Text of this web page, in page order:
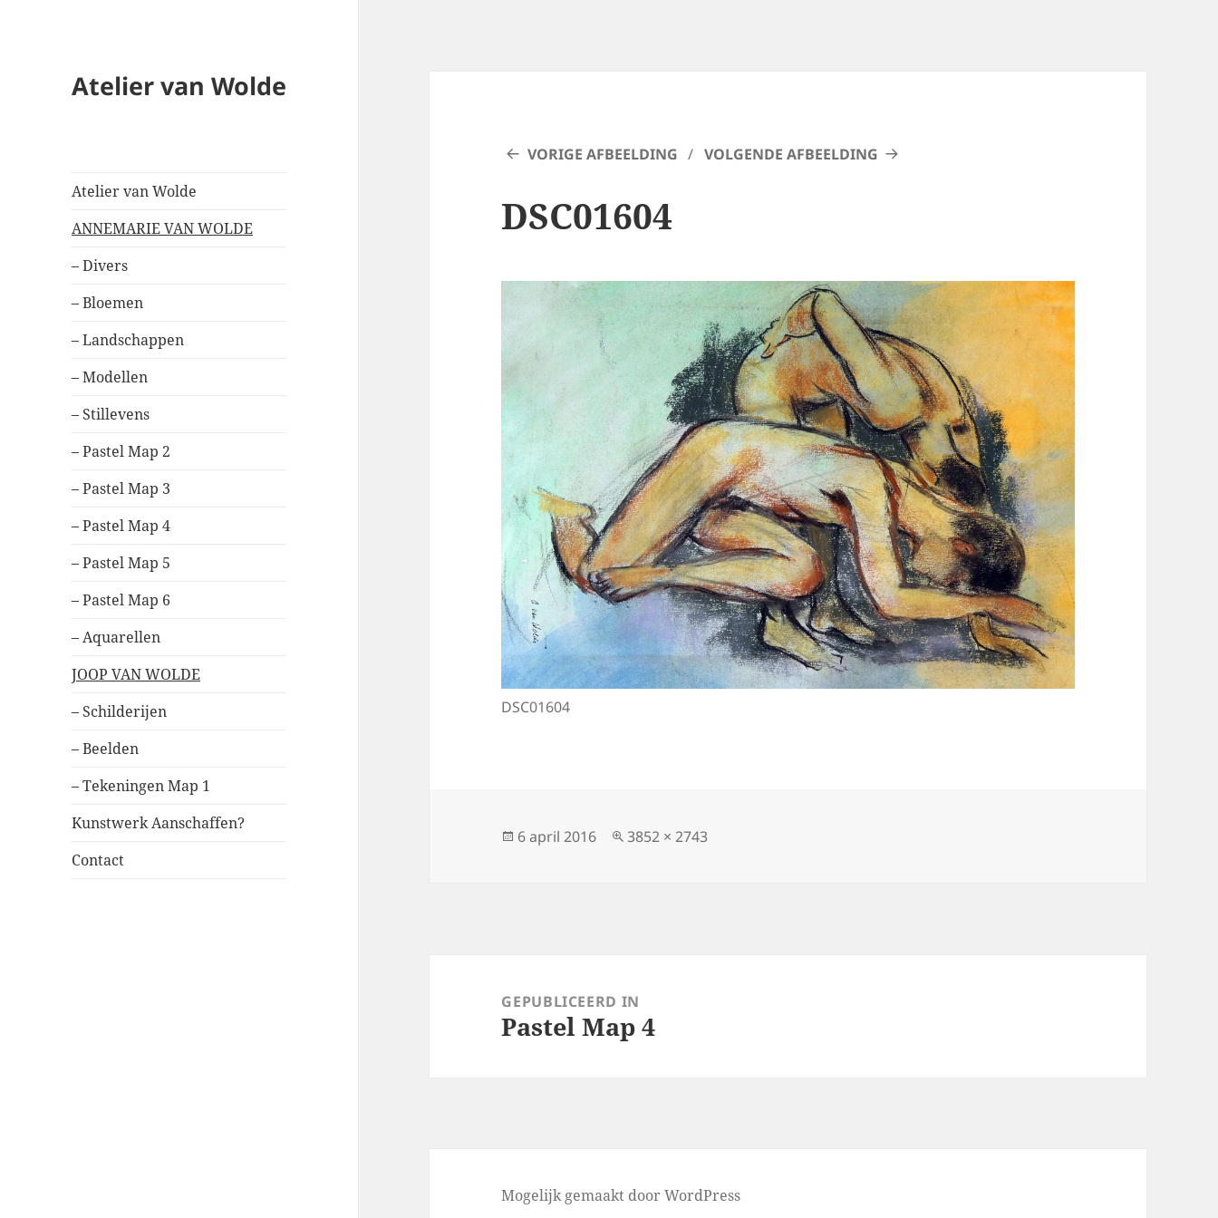
Atelier van Wolde
Atelier van Wolde
ANNEMARIE VAN WOLDE
– Divers
– Bloemen
– Landschappen
– Modellen
– Stillevens
– Pastel Map 2
– Pastel Map 3
– Pastel Map 4
– Pastel Map 5
– Pastel Map 6
– Aquarellen
JOOP VAN WOLDE
– Schilderijen
– Beelden
– Tekeningen Map 1
Kunstwerk Aanschaffen?
Contact
VORIGE AFBEELDING VOLGENDE AFBEELDING
DSC01604
DSC01604
Geplaatst
6 april 2016
Volledige
3852 × 2743
navigatieGEPUBLICEERD IN
Pastel Map 4
Mogelijk gemaakt door WordPress